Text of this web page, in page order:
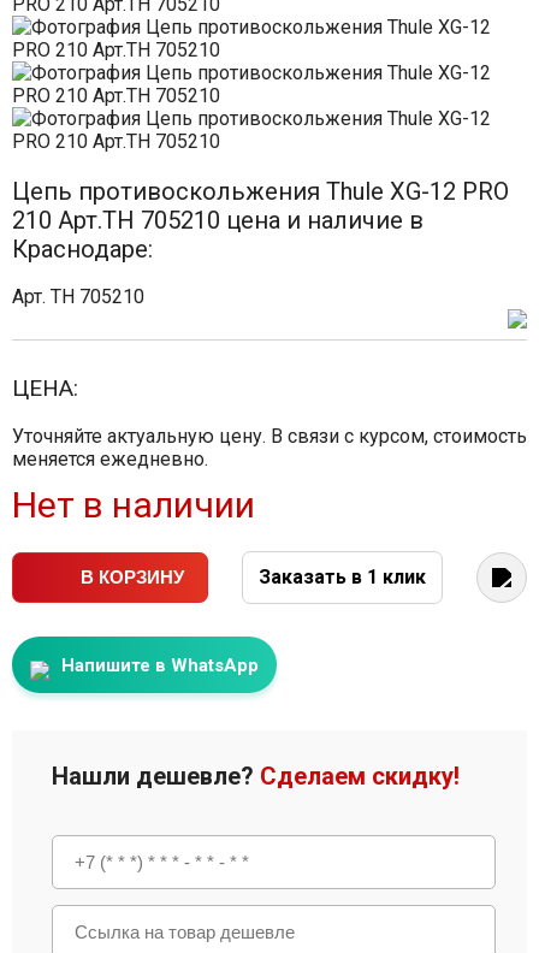
Цепь противоскольжения Thule XG-12 PRO
210 Арт.TH 705210 цена и наличие в
Краснодаре:
Арт. TH 705210
ЦЕНА:
Уточняйте актуальную цену. В связи с курсом, стоимость
меняется ежедневно.
Нет в наличии
В КОРЗИНУ Заказать в 1 клик
Напишите в WhatsApp
Нашли дешевле? Сделаем скидку!